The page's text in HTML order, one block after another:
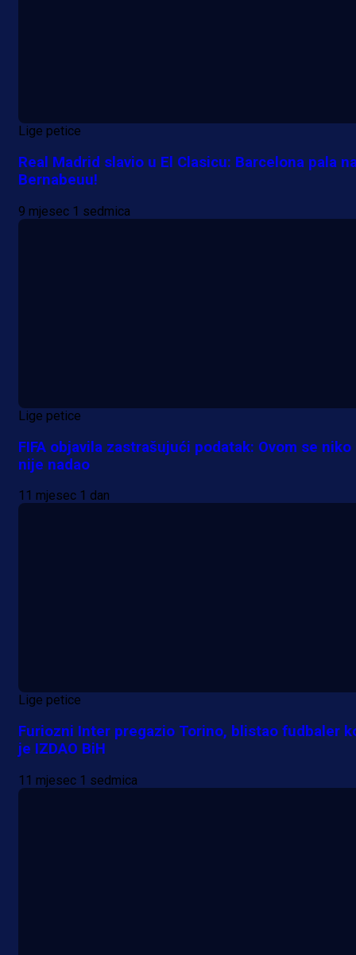
Lige petice
Real Madrid slavio u El Clasicu: Barcelona pala
Bernabeuu!
9 mjesec 1 sedmica
Lige petice
FIFA objavila zastrašujući podatak: Ovom se niko
nije nadao
11 mjesec 1 dan
Lige petice
Furiozni Inter pregazio Torino, blistao fudbaler
je IZDAO BiH
11 mjesec 1 sedmica